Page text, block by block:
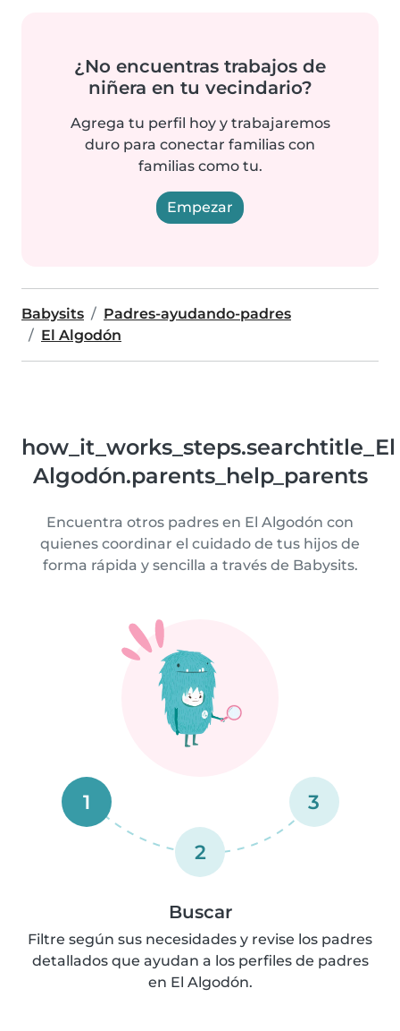
¿No encuentras trabajos de
niñera en tu vecindario?
Agrega tu perfil hoy y trabajaremos
duro para conectar familias con
familias como tu.
Empezar
Babysits
Padres-ayudando-padres
El Algodón
how_it_works_steps.searchtitle_El
Algodón.parents_help_parents
Encuentra otros padres en El Algodón con
quienes coordinar el cuidado de tus hijos de
forma rápida y sencilla a través de Babysits.
1
2
3
Buscar
Filtre según sus necesidades y revise los padres
detallados que ayudan a los perfiles de padres
en El Algodón.